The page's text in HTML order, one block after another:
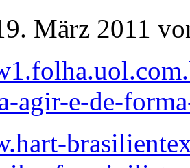
März 2011
agir-e-de-